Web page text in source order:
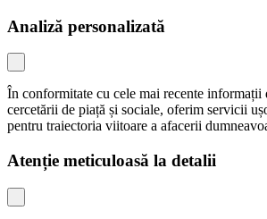
Analiză personalizată
În conformitate cu cele mai recente informații
cercetării de piață și sociale, oferim servicii
pentru traiectoria viitoare a afacerii
Atenție meticuloasă la detalii